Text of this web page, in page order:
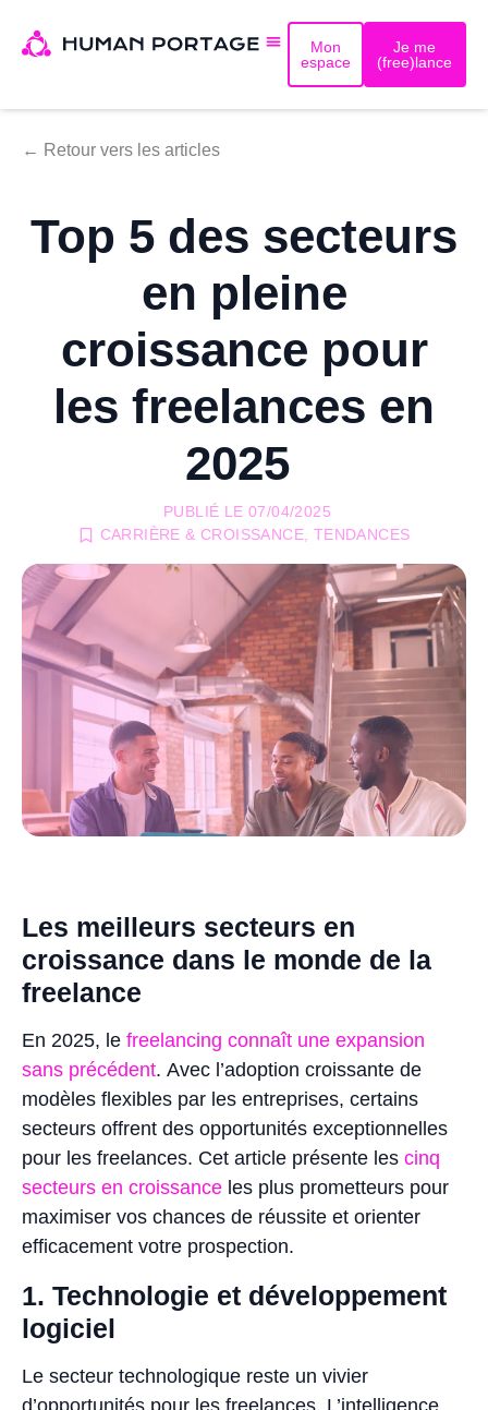
Mon
espace
Je me
(free)lance
← Retour vers les articles
Top 5 des secteurs
en pleine
croissance pour
les freelances en
2025
PUBLIÉ LE 07/04/2025
CARRIÈRE & CROISSANCE, TENDANCES
Les meilleurs secteurs en
croissance dans le monde de la
freelance
En 2025, le freelancing connaît une expansion
sans précédent. Avec l’adoption croissante de
modèles flexibles par les entreprises, certains
secteurs offrent des opportunités exceptionnelles
pour les freelances. Cet article présente les cinq
secteurs en croissance les plus prometteurs pour
maximiser vos chances de réussite et orienter
efficacement votre prospection.
1. Technologie et développement
logiciel
Le secteur technologique reste un vivier
d’opportunités pour les freelances. L’intelligence